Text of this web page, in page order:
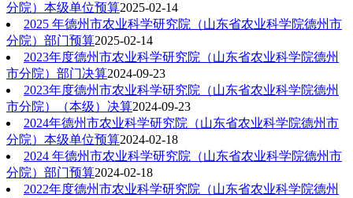
分院）本级单位预算2025-02-14
2025 年德州市农业科学研究院（山东省农业科学院德州市
分院）部门预算2025-02-14
2023年度德州市农业科学研究院（山东省农业科学院德州
市分院）部门决算2024-09-23
2023年度德州市农业科学研究院（山东省农业科学院德州
市分院）（本级）决算2024-09-23
2024年德州市农业科学研究院（山东省农业科学院德州市
分院）本级单位预算2024-02-18
2024 年德州市农业科学研究院（山东省农业科学院德州市
分院）部门预算2024-02-18
2022年度德州市农业科学研究院（山东省农业科学院德州